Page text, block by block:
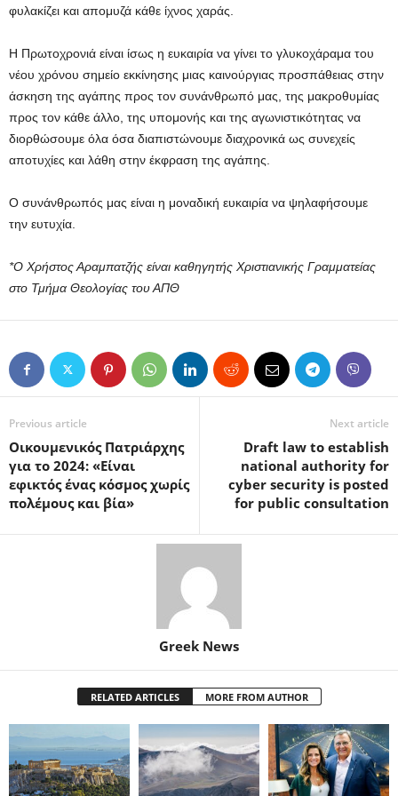
φυλακίζει και απομυζά κάθε ίχνος χαράς.
Η Πρωτοχρονιά είναι ίσως η ευκαιρία να γίνει το γλυκοχάραμα του
νέου χρόνου σημείο εκκίνησης μιας καινούργιας προσπάθειας στην
άσκηση της αγάπης προς τον συνάνθρωπό μας, της μακροθυμίας
προς τον κάθε άλλο, της υπομονής και της αγωνιστικότητας να
διορθώσουμε όλα όσα διαπιστώνουμε διαχρονικά ως συνεχείς
αποτυχίες και λάθη στην έκφραση της αγάπης.
Ο συνάνθρωπός μας είναι η μοναδική ευκαιρία να ψηλαφήσουμε
την ευτυχία.
*Ο Χρήστος Αραμπατζής είναι καθηγητής Χριστιανικής Γραμματείας
στο Τμήμα Θεολογίας του ΑΠΘ
Previous article
Οικουμενικός Πατριάρχης
για το 2024: «Είναι
εφικτός ένας κόσμος χωρίς
πολέμους και βία»
Next article
Draft law to establish
national authority for
cyber security is posted
for public consultation
Greek News
RELATED ARTICLES MORE FROM AUTHOR